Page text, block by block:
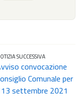
SUCCESSIVA
convocazione
Comunale per
settembre 2021